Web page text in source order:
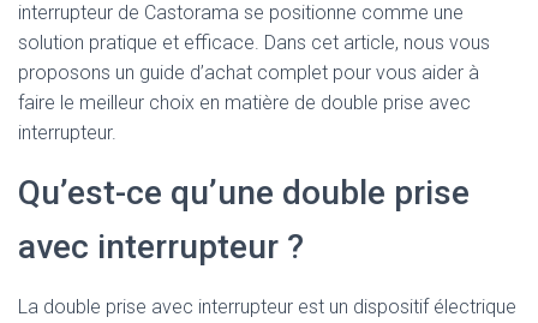
interrupteur de Castorama se positionne comme une
solution pratique et efficace. Dans cet article, nous vous
proposons un guide d’achat complet pour vous aider à
faire le meilleur choix en matière de double prise avec
interrupteur.
Qu’est-ce qu’une double prise
avec interrupteur ?
La double prise avec interrupteur est un dispositif électrique